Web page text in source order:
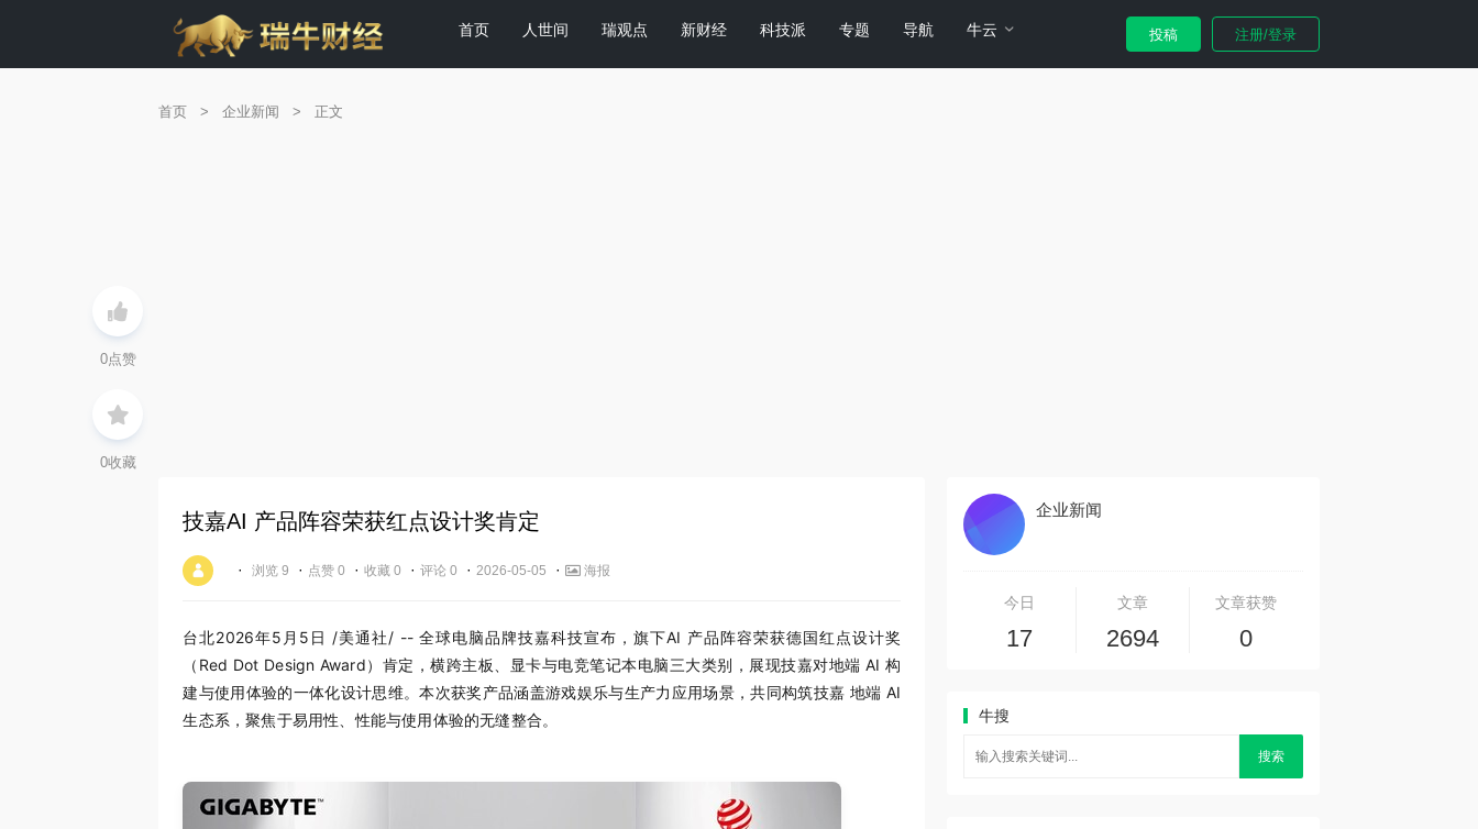
首页 人世间 瑞观点 新财经 科技派 专题 导航 牛云 投稿 注册/登录
0点赞
0收藏
首页 > 企业新闻 > 正文
技嘉AI 产品阵容荣获红点设计奖肯定
· 浏览 9 · 点赞 0 · 收藏 0 · 评论 0 · 2026-05-05 · 海报
台北2026年5月5日 /美通社/ -- 全球电脑品牌技嘉科技宣布，旗下AI 产品阵容荣获德国红点设计奖
（Red Dot Design Award）肯定，横跨主板、显卡与电竞笔记本电脑三大类别，展现技嘉对地端 AI 构
建与使用体验的一体化设计思维。本次获奖产品涵盖游戏娱乐与生产力应用场景，共同构筑技嘉 地端 AI
生态系，聚焦于易用性、性能与使用体验的无缝整合。
企业新闻
今日
17
文章
2694
文章获赞
0
牛搜
搜索